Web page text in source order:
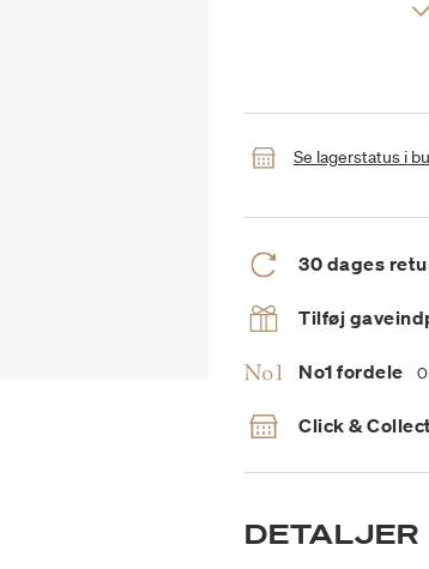
Se lagerstatus i
30 dages
Tilføj
No1 fordele
Click &
DETALJER